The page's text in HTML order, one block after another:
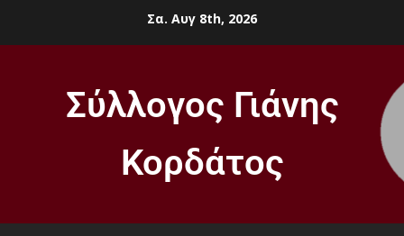
Σα. Αυγ 8th, 2026
Σύλλογος Γιάνης
Κορδάτος